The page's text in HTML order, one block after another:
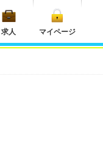
求人 マイページ